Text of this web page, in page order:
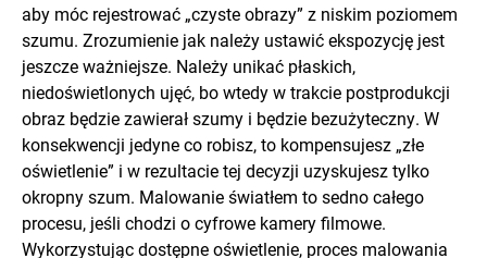
aby móc rejestrować „czyste obrazy” z niskim poziomem
szumu. Zrozumienie jak należy ustawić ekspozycję jest
jeszcze ważniejsze. Należy unikać płaskich,
niedoświetlonych ujęć, bo wtedy w trakcie postprodukcji
obraz będzie zawierał szumy i będzie bezużyteczny. W
konsekwencji jedyne co robisz, to kompensujesz „złe
oświetlenie” i w rezultacie tej decyzji uzyskujesz tylko
okropny szum. Malowanie światłem to sedno całego
procesu, jeśli chodzi o cyfrowe kamery filmowe.
Wykorzystując dostępne oświetlenie, proces malowania